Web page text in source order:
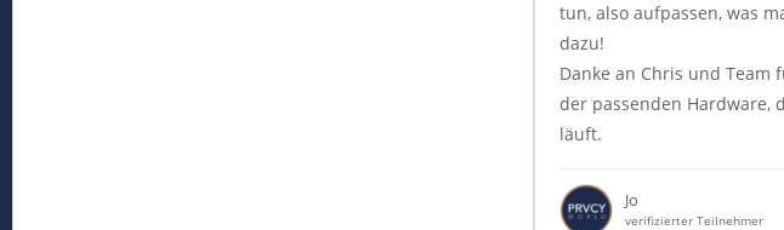
tun, also aufpassen, was
dazu!
Danke an Chris und Team
der passenden Hardware,
läuft.
Jo
verifizierter Teilnehmer